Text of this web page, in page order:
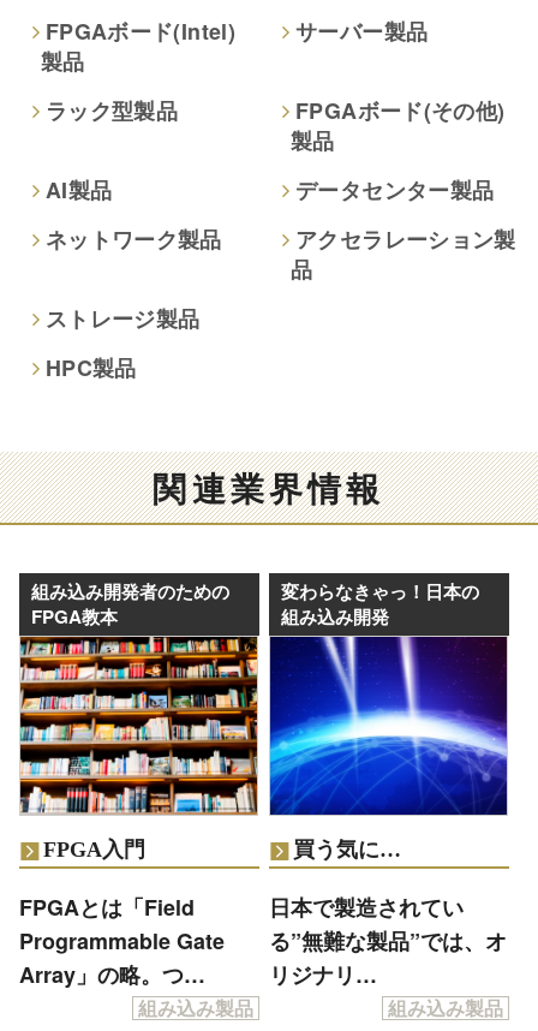
FPGAボード(Intel)
製品
サーバー製品
ラック型製品
FPGAボード(その他)
製品
AI製品
データセンター製品
ネットワーク製品
アクセラレーション製
品
ストレージ製品
HPC製品
関連業界情報
組み込み開発者のための
FPGA教本
FPGA入門
FPGAとは「Field
Programmable Gate
Array」の略。つ…
組み込み製品
変わらなきゃっ！日本の
組み込み開発
買う気に…
日本で製造されてい
る”無難な製品”では、オ
リジナリ…
組み込み製品